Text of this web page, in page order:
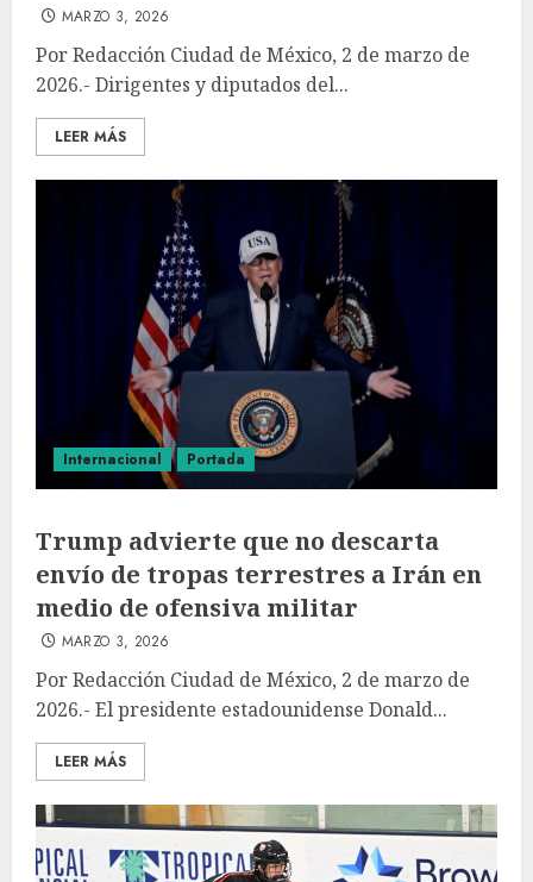
MARZO 3, 2026
Por Redacción Ciudad de México, 2 de marzo de
2026.- Dirigentes y diputados del...
LEER MÁS
Internacional Portada
Trump advierte que no descarta
envío de tropas terrestres a Irán en
medio de ofensiva militar
MARZO 3, 2026
Por Redacción Ciudad de México, 2 de marzo de
2026.- El presidente estadounidense Donald...
LEER MÁS